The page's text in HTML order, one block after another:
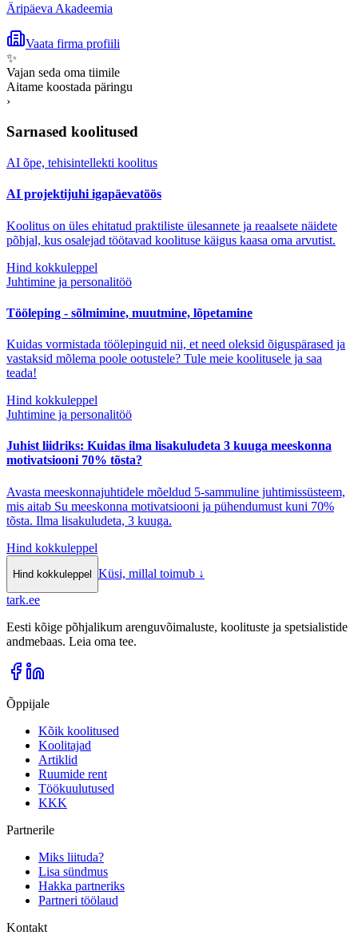
Äripäeva Akadeemia
Vaata firma profiili
✨
Vajan seda oma tiimile
Aitame koostada päringu
›
Sarnased koolitused
AI õpe, tehisintellekti koolitus
AI projektijuhi igapäevatöös
Koolitus on üles ehitatud praktiliste ülesannete ja reaalsete näidete
põhjal, kus osalejad töötavad koolituse käigus kaasa oma arvutist.
Hind kokkuleppel
Juhtimine ja personalitöö
Tööleping - sõlmimine, muutmine, lõpetamine
Kuidas vormistada töölepinguid nii, et need oleksid õiguspärased ja
vastaksid mõlema poole ootustele? Tule meie koolitusele ja saa
teada!
Hind kokkuleppel
Juhtimine ja personalitöö
Juhist liidriks: Kuidas ilma lisakuludeta 3 kuuga meeskonna
motivatsiooni 70% tõsta?
Avasta meeskonnajuhtidele mõeldud 5-sammuline juhtimissüsteem,
mis aitab Su meeskonna motivatsiooni ja pühendumust kuni 70%
tõsta. Ilma lisakuludeta, 3 kuuga.
Hind kokkuleppel
Hind kokkuleppel Küsi, millal toimub ↓
tark.ee
Eesti kõige põhjalikum arenguvõimaluste, koolituste ja spetsialistide
andmebaas. Leia oma tee.
Õppijale
Kõik koolitused
Koolitajad
Artiklid
Ruumide rent
Töökuulutused
KKK
Partnerile
Miks liituda?
Lisa sündmus
Hakka partneriks
Partneri töölaud
Kontakt